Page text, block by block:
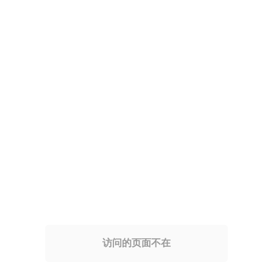
访问的页面不在